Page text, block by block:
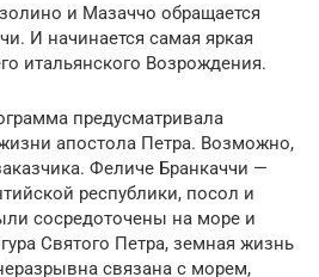
и Мазаччо обращается
И начинается самая яркая
итальянского Возрождения.
предусматривала
апостола Петра. Возможно,
Феличе Бранкаччи —
республики, посол и
сосредоточены на море и
Святого Петра, земная жизнь
связана с морем,